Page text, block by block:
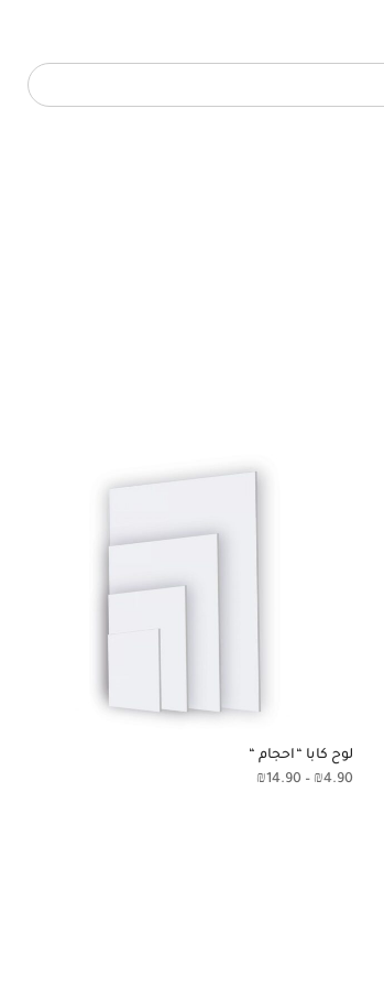
لوح كابا “احجام “
₪4.90
–
₪14.90